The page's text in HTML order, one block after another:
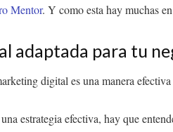
Mentor. Y como esta hay muchas
adaptada para tu
digital es una manera
estrategia efectiva, hay que